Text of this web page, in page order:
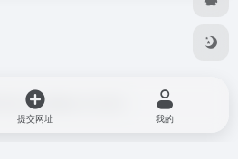
由OneNav
提交网址 我的